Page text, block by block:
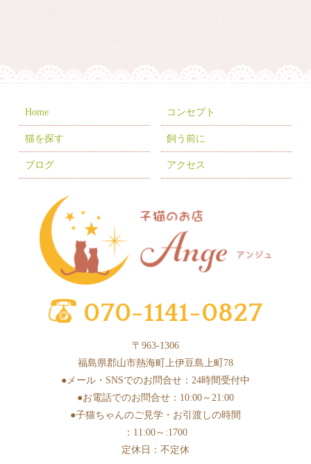
(10)
2025年10月(9)
2025年9月(2)
2025年6月(3)
(6)
2025年3月(11)
2025年1月 (2)
2024年10月(1)
2024年9月 (1)
2024年8月 (1)
2024年6月(3)
Home コンセプト
猫を探す 飼う前に
ブログ アクセス
〒963-1306
福島県郡山市熱海町上伊豆島上町78
●メール・SNSでのお問合せ：24時間受付中
●お電話でのお問合せ：10:00～21:00
●子猫ちゃんのご見学・お引渡しの時間
：11:00～:1700
定休日：不定休